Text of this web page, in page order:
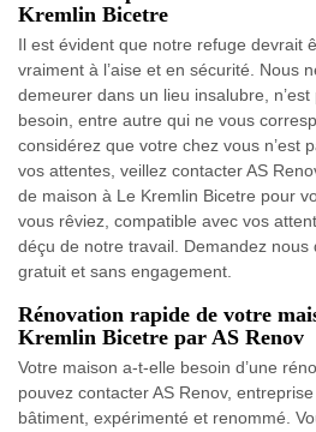
Kremlin Bicetre
Il est évident que notre refuge devrait
vraiment à l’aise et en sécurité. Nous
demeurer dans un lieu insalubre,
besoin, entre autre qui ne vous
considérez que votre chez vous n’est
vos attentes, veillez contacter AS
de maison à Le Kremlin Bicetre pour
vous rêviez, compatible avec vos
déçu de notre travail. Demandez
gratuit et sans engagement.
Rénovation rapide de votre
Kremlin Bicetre par AS Renov
Votre maison a-t-elle besoin d’une
pouvez contacter AS Renov,
bâtiment, expérimenté et renommé.